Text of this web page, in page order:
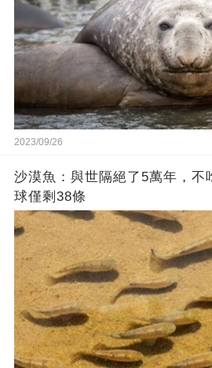
2023/09/26
沙漠魚：與世隔絕了5萬年，不
球僅剩38條